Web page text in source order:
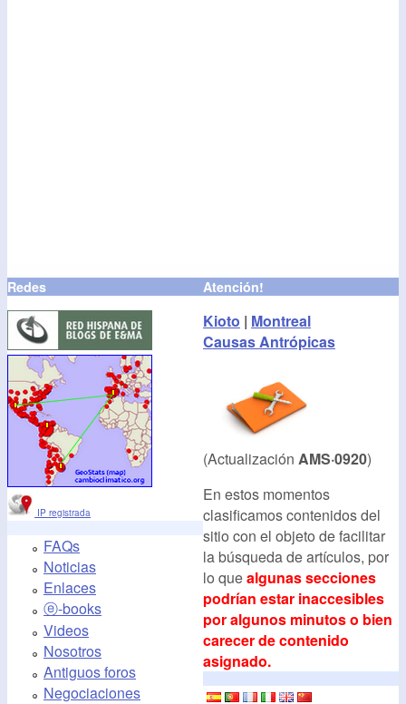
Redes
IP registrada
FAQs
Noticias
Enlaces
ⓔ-books
Videos
Nosotros
Antiguos foros
Negociaciones
Atención!
Kioto | Montreal
Causas Antrópicas
(Actualización AMS·0920)
En estos momentos
clasificamos contenidos del
sitio con el objeto de facilitar
la búsqueda de artículos, por
lo quealgunas secciones
podrían estar inaccesibles
por algunos minutos o bien
carecer de contenido
asignado.